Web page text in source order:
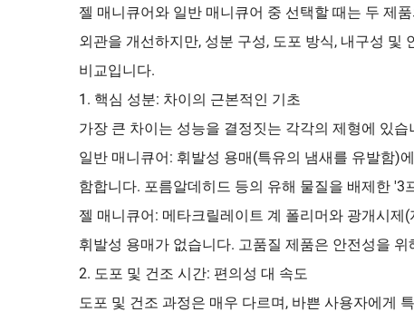
젤 매니큐어와 일반 매니큐어 중 선택할 때는 두 제
외관을 개선하지만, 성분 구성, 도포 방식, 내구성
비교입니다.
1. 핵심 성분: 차이의 근본적인 기초
가장 큰 차이는 성능을 결정짓는 각각의 제형에 있습
일반 매니큐어: 휘발성 용매(특유의 냄새를 유발함)
함합니다. 포름알데히드 등의 유해 물질을 배제한
젤 매니큐어: 메타크릴레이트 계 폴리머와 광개시
휘발성 용매가 없습니다. 고품질 제품은 안전성을
2. 도포 및 건조 시간: 편의성 대 속도
도포 및 건조 과정은 매우 다르며, 바쁜 사용자에게